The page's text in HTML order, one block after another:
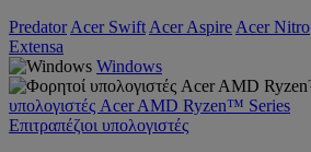
Predator Acer Swift Acer Aspire Acer Nitro
Extensa
Windows
υπολογιστές Acer AMD Ryzen™ Series
Επιτραπέζιοι υπολογιστές